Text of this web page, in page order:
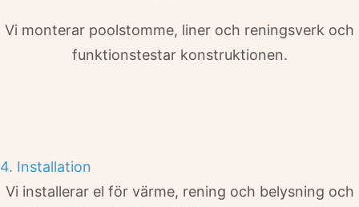
Vi monterar poolstomme, liner och reningsverk och
funktionstestar konstruktionen.
4. Installation
Vi installerar el för värme, rening och belysning och